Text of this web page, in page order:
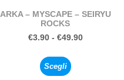
ARKA – MYSCAPE – SEIRYU
ROCKS
€3.90 - €49.90
Scegli